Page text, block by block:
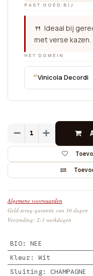
PAST GOED BIJ
🍴 Ideaal bij
met verse kazen.
HET DOMEIN
“Vinicola Decordi
Algemene voorwaarden
Geld-terug-garantie van 30 dagen
Verzending: 2-3 werkdagen
BIO: NEE
Kleur: Wit
Sluiting: CHAMPAGNE